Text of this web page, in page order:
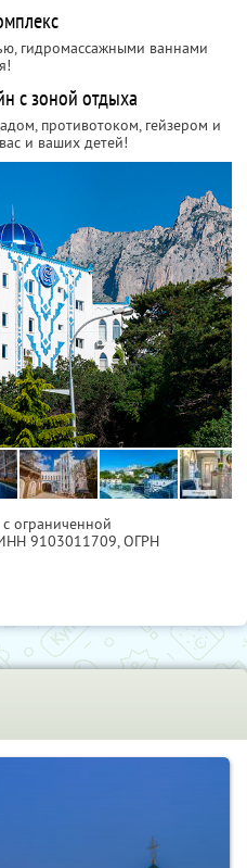
гидромассажными ваннами
с зоной отдыха
противотоком, гейзером и
и ваших детей!
ограниченной
9103011709, ОГРН